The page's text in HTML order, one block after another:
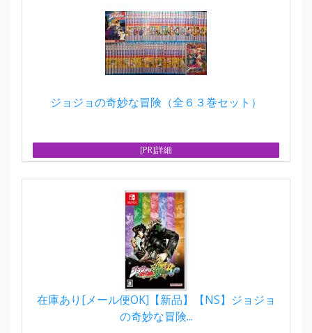
ジョジョの奇妙な冒険（全６３巻セット）
[PR]詳細
在庫あり[メール便OK]【新品】【NS】ジョジョ
の奇妙な冒険...